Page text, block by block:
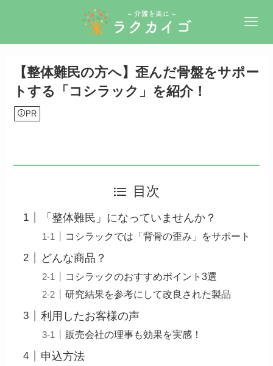
【整体難民の方へ】歪んだ骨盤をサポー
トする「コシラック」を紹介！
PR
目次
「整体難民」になっていませんか？
コシラックでは「背骨の歪み」をサポート
どんな商品？
コシラックのおすすめポイント3選
研究結果を参考にして改良された製品
利用したお客様の声
販売会社の理事も効果を実感！
申込方法